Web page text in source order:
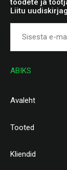
toodete ja
Liitu
ABIKS
Avaleht
Tooted
Kliendid